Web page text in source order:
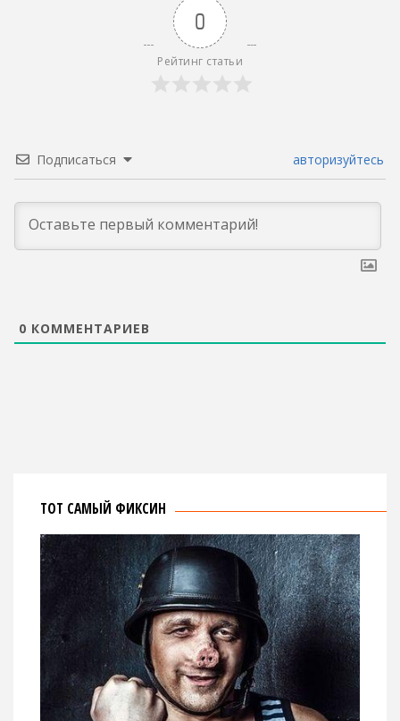
0
Рейтинг статьи
Подписаться авторизуйтесь
0 КОММЕНТАРИЕВ
ТОТ САМЫЙ ФИКСИН